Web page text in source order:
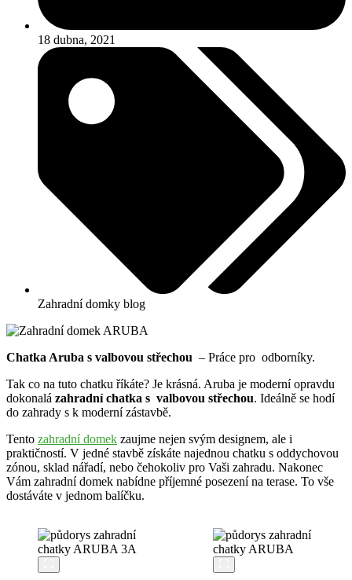
18 dubna, 2021
Zahradní domky blog
Chatka Aruba s valbovou střechou – Práce pro odborníky.
Tak co na tuto chatku říkáte? Je krásná. Aruba je moderní opravdu
dokonalá zahradní chatka s valbovou střechou. Ideálně se hodí
do zahrady s k moderní zástavbě.
Tento zahradní domek zaujme nejen svým designem, ale i
praktičností. V jedné stavbě získáte najednou chatku s oddychovou
zónou, sklad nářadí, nebo čehokoliv pro Vaši zahradu. Nakonec
Vám zahradní domek nabídne příjemné posezení na terase. To vše
dostáváte v jednom balíčku.